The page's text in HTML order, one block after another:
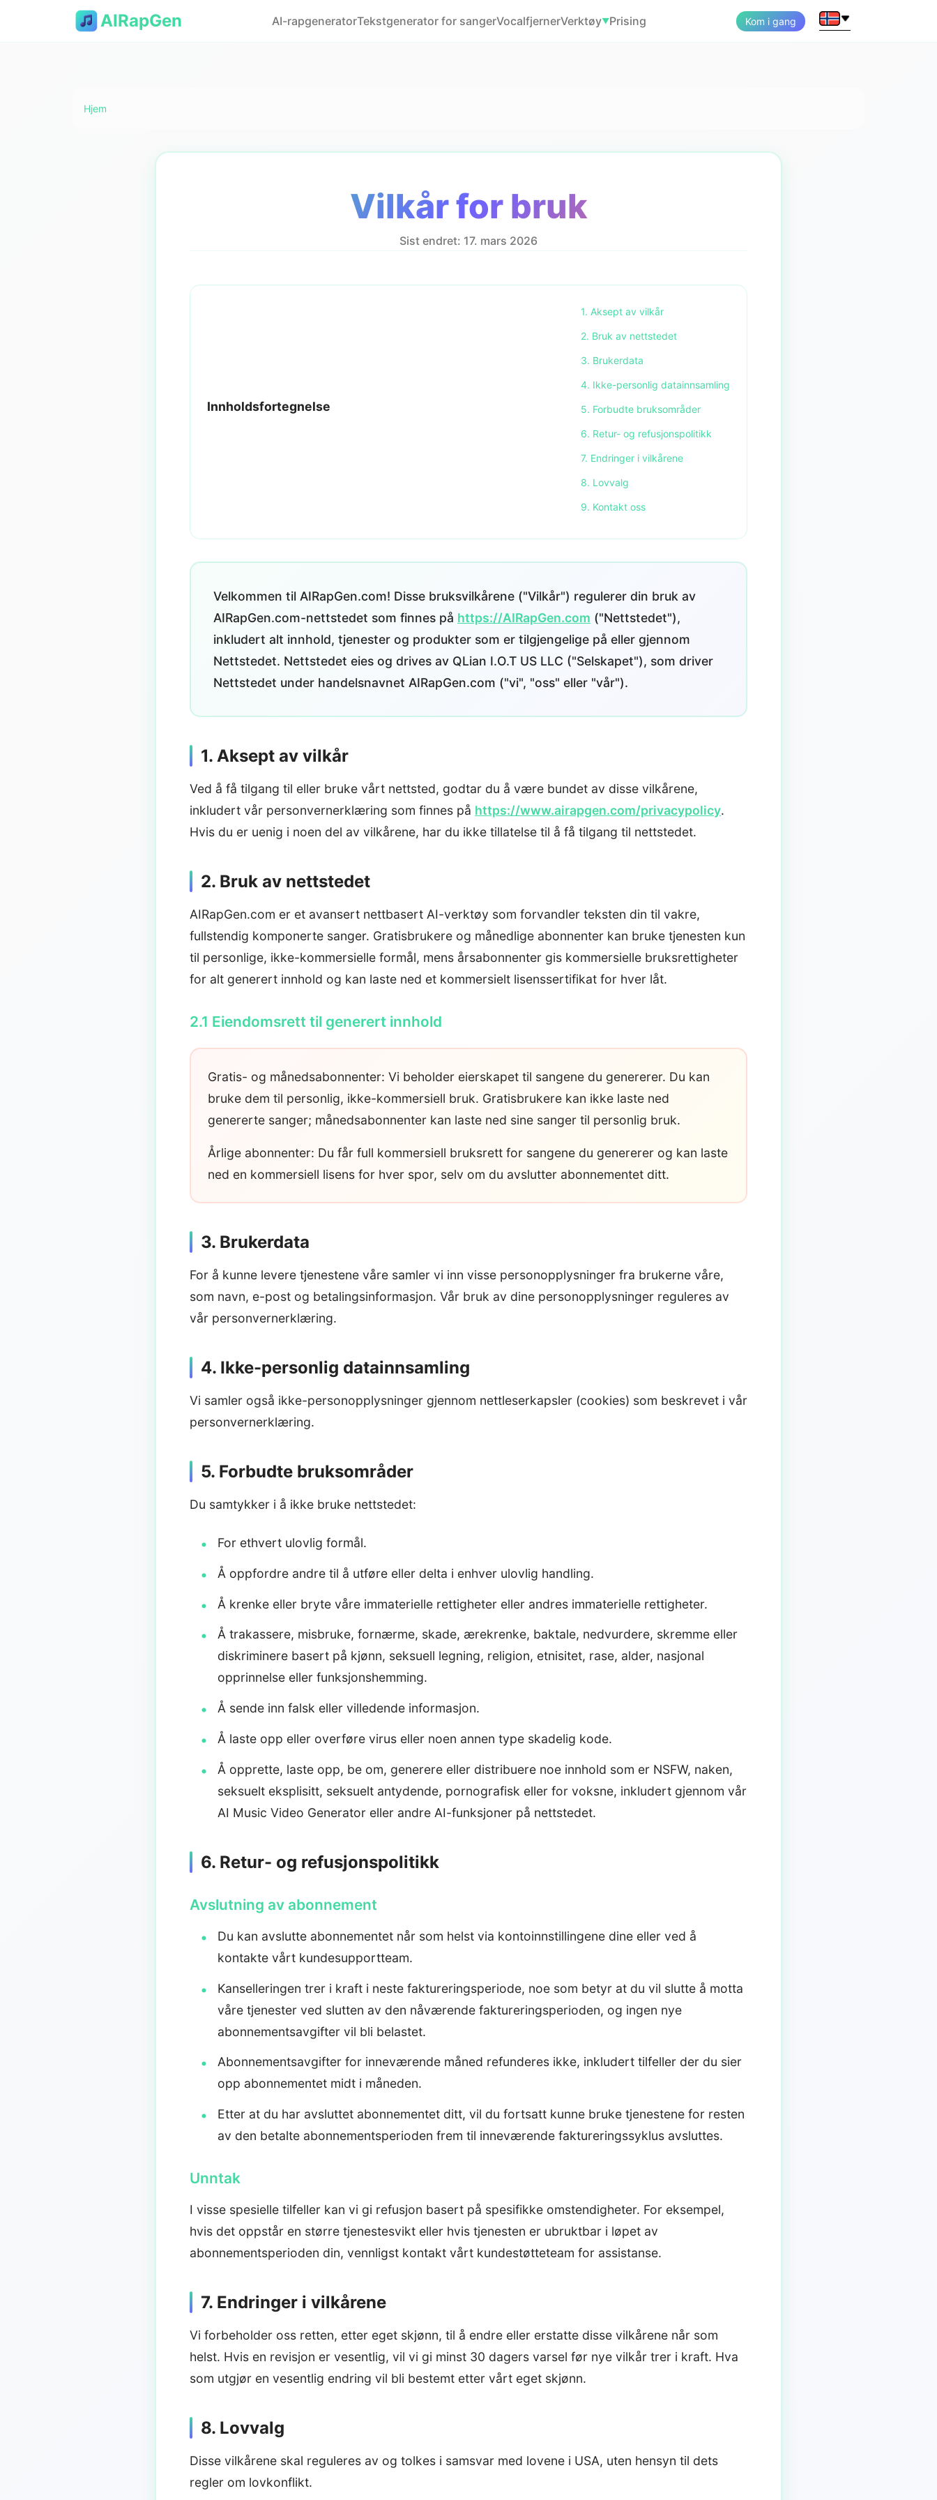
AIRapGen AI-rapgeneratorTekstgenerator for sangerVocalfjernerVerktøy▼Prising Kom i gang
Hjem
Vilkår for bruk
Sist endret: 17. mars 2026
Innholdsfortegnelse
1. Aksept av vilkår
2. Bruk av nettstedet
3. Brukerdata
4. Ikke-personlig datainnsamling
5. Forbudte bruksområder
6. Retur- og refusjonspolitikk
7. Endringer i vilkårene
8. Lovvalg
9. Kontakt oss
Velkommen til AIRapGen.com! Disse bruksvilkårene ("Vilkår") regulerer din bruk av
AIRapGen.com-nettstedet som finnes på https://AIRapGen.com ("Nettstedet"),
inkludert alt innhold, tjenester og produkter som er tilgjengelige på eller gjennom
Nettstedet. Nettstedet eies og drives av QLian I.O.T US LLC ("Selskapet"), som driver
Nettstedet under handelsnavnet AIRapGen.com ("vi", "oss" eller "vår").
1. Aksept av vilkår
Ved å få tilgang til eller bruke vårt nettsted, godtar du å være bundet av disse vilkårene,
inkludert vår personvernerklæring som finnes på https://www.airapgen.com/privacypolicy.
Hvis du er uenig i noen del av vilkårene, har du ikke tillatelse til å få tilgang til nettstedet.
2. Bruk av nettstedet
AIRapGen.com er et avansert nettbasert AI-verktøy som forvandler teksten din til vakre,
fullstendig komponerte sanger. Gratisbrukere og månedlige abonnenter kan bruke tjenesten kun
til personlige, ikke-kommersielle formål, mens årsabonnenter gis kommersielle bruksrettigheter
for alt generert innhold og kan laste ned et kommersielt lisenssertifikat for hver låt.
2.1 Eiendomsrett til generert innhold
Gratis- og månedsabonnenter: Vi beholder eierskapet til sangene du genererer. Du kan
bruke dem til personlig, ikke-kommersiell bruk. Gratisbrukere kan ikke laste ned
genererte sanger; månedsabonnenter kan laste ned sine sanger til personlig bruk.
Årlige abonnenter: Du får full kommersiell bruksrett for sangene du genererer og kan laste
ned en kommersiell lisens for hver spor, selv om du avslutter abonnementet ditt.
3. Brukerdata
For å kunne levere tjenestene våre samler vi inn visse personopplysninger fra brukerne våre,
som navn, e-post og betalingsinformasjon. Vår bruk av dine personopplysninger reguleres av
vår personvernerklæring.
4. Ikke-personlig datainnsamling
Vi samler også ikke-personopplysninger gjennom nettleserkapsler (cookies) som beskrevet i vår
personvernerklæring.
5. Forbudte bruksområder
Du samtykker i å ikke bruke nettstedet:
For ethvert ulovlig formål.
Å oppfordre andre til å utføre eller delta i enhver ulovlig handling.
Å krenke eller bryte våre immaterielle rettigheter eller andres immaterielle rettigheter.
Å trakassere, misbruke, fornærme, skade, ærekrenke, baktale, nedvurdere, skremme eller
diskriminere basert på kjønn, seksuell legning, religion, etnisitet, rase, alder, nasjonal
opprinnelse eller funksjonshemming.
Å sende inn falsk eller villedende informasjon.
Å laste opp eller overføre virus eller noen annen type skadelig kode.
Å opprette, laste opp, be om, generere eller distribuere noe innhold som er NSFW, naken,
seksuelt eksplisitt, seksuelt antydende, pornografisk eller for voksne, inkludert gjennom vår
AI Music Video Generator eller andre AI-funksjoner på nettstedet.
6. Retur- og refusjonspolitikk
Avslutning av abonnement
Du kan avslutte abonnementet når som helst via kontoinnstillingene dine eller ved å
kontakte vårt kundesupportteam.
Kanselleringen trer i kraft i neste faktureringsperiode, noe som betyr at du vil slutte å motta
våre tjenester ved slutten av den nåværende faktureringsperioden, og ingen nye
abonnementsavgifter vil bli belastet.
Abonnementsavgifter for inneværende måned refunderes ikke, inkludert tilfeller der du sier
opp abonnementet midt i måneden.
Etter at du har avsluttet abonnementet ditt, vil du fortsatt kunne bruke tjenestene for resten
av den betalte abonnementsperioden frem til inneværende faktureringssyklus avsluttes.
Unntak
I visse spesielle tilfeller kan vi gi refusjon basert på spesifikke omstendigheter. For eksempel,
hvis det oppstår en større tjenestesvikt eller hvis tjenesten er ubruktbar i løpet av
abonnementsperioden din, vennligst kontakt vårt kundestøtteteam for assistanse.
7. Endringer i vilkårene
Vi forbeholder oss retten, etter eget skjønn, til å endre eller erstatte disse vilkårene når som
helst. Hvis en revisjon er vesentlig, vil vi gi minst 30 dagers varsel før nye vilkår trer i kraft. Hva
som utgjør en vesentlig endring vil bli bestemt etter vårt eget skjønn.
8. Lovvalg
Disse vilkårene skal reguleres av og tolkes i samsvar med lovene i USA, uten hensyn til dets
regler om lovkonflikt.